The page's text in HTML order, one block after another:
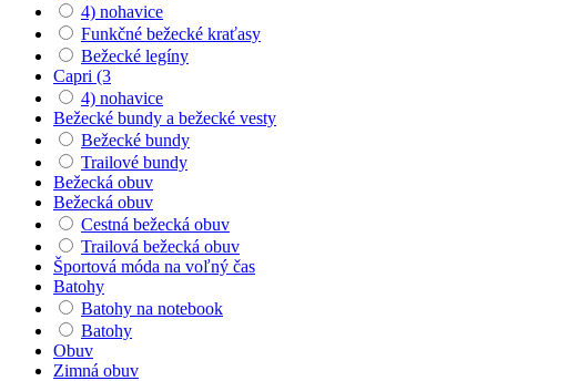
4) nohavice
Funkčné bežecké kraťasy
Bežecké legíny
Capri (3
4) nohavice
Bežecké bundy a bežecké vesty
Bežecké bundy
Trailové bundy
Bežecká obuv
Bežecká obuv
Cestná bežecká obuv
Trailová bežecká obuv
Športová móda na voľný čas
Batohy
Batohy na notebook
Batohy
Obuv
Zimná obuv